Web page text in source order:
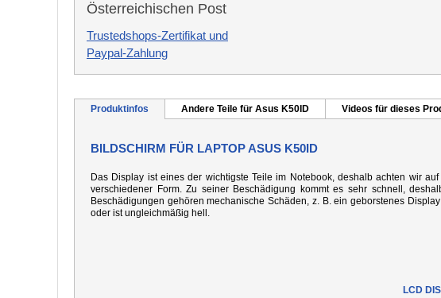
Österreichischen Post
Trustedshops-Zertifikat und
Paypal-Zahlung
Produktinfos Andere Teile für Asus K50ID Videos für dieses
BILDSCHIRM FÜR LAPTOP ASUS K50ID
Das Display ist eines der wichtigste Teile im Notebook, deshalb achten wir
verschiedener Form. Zu seiner Beschädigung kommt es sehr schnell,
Beschädigungen gehören mechanische Schäden, z. B. ein geborstenes
oder ist ungleichmäßig hell.
LCD